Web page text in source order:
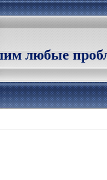
любые